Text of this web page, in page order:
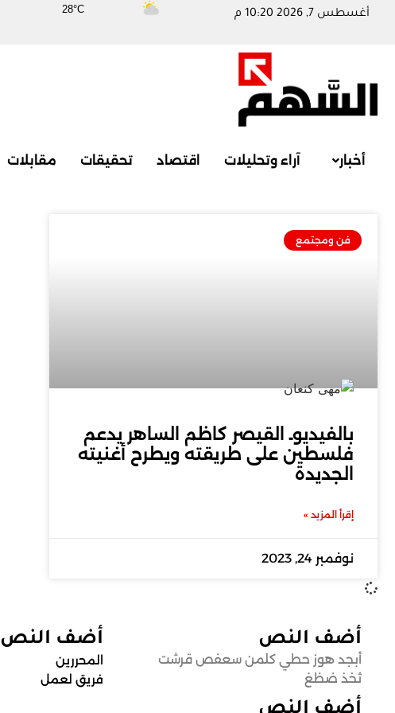
28°C أغسطس 7, 2026 10:20 م
أخبار آراء وتحليلات اقتصاد تحقيقات مقابلات
فن ومجتمع
بالفيديوـ القيصر كاظم الساهر يدعم
فلسطين على طريقته ويطرح أغنيته
الجديدة
إقرأ المزيد »
نوفمبر 24, 2023
أضف النص
أبجد هوز حطي كلمن سعفص قرشت
ثخذ ضظغ
أضف النص
المحررين
فريق لعمل